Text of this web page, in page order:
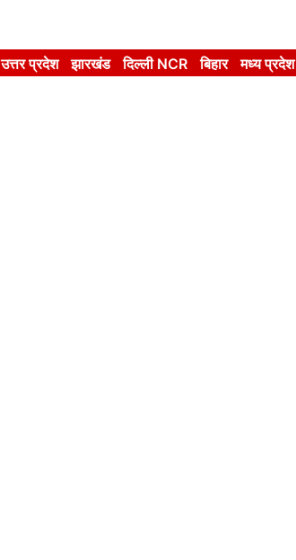
उत्तर प्रदेश झारखंड दिल्ली NCR बिहार मध्य प्रदेश